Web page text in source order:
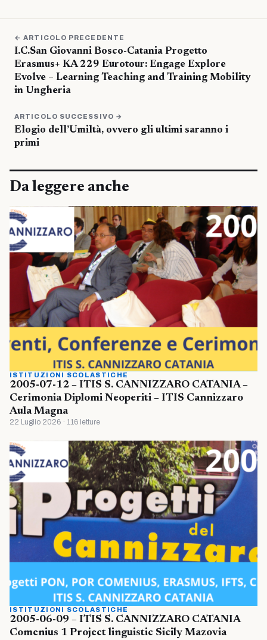
← ARTICOLO PRECEDENTE
I.C.San Giovanni Bosco-Catania Progetto
Erasmus+ KA 229 Eurotour: Engage Explore
Evolve – Learning Teaching and Training Mobility
in Ungheria
ARTICOLO SUCCESSIVO →
Elogio dell’Umiltà, ovvero gli ultimi saranno i
primi
Da leggere anche
ISTITUZIONI SCOLASTICHE
2005-07-12 – ITIS S. CANNIZZARO CATANIA –
Cerimonia Diplomi Neoperiti – ITIS Cannizzaro
Aula Magna
22 Luglio 2026 · 116 letture
ISTITUZIONI SCOLASTICHE
2005-06-09 – ITIS S. CANNIZZARO CATANIA
Comenius 1 Project linguistic Sicily Mazovia